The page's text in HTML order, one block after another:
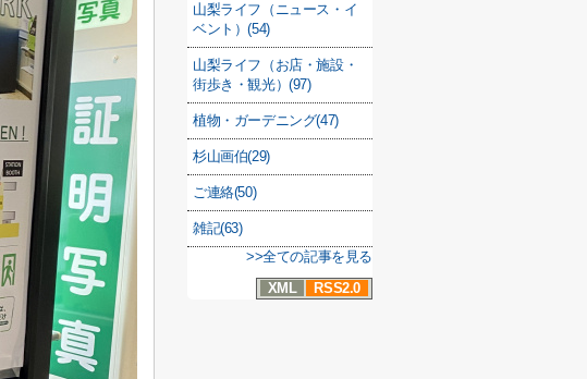
山梨ライフ（ニュース・イ
ベント）(54)
山梨ライフ（お店・施設・
街歩き・観光）(97)
植物・ガーデニング(47)
杉山画伯(29)
ご連絡(50)
雑記(63)
>>全ての記事を見る
XML
RSS2.0